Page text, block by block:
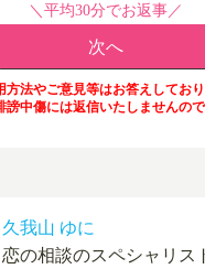
＼平均30分でお返事／
法やご意見等はお答えしてお
中傷には返信いたしませんの
久我山 ゆに
恋の相談のスペシャリス